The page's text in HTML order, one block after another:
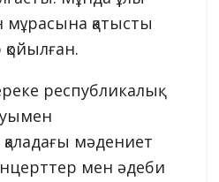
мұрасына қатысты
республикалық
мәдениет
мен әдеби